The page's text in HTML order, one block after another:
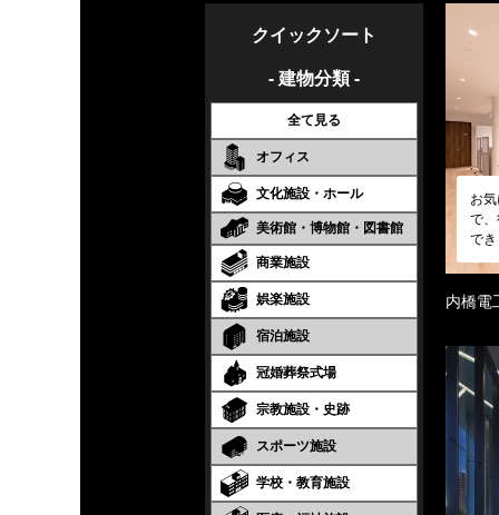
クイックソート
- 建物分類 -
全て見る
オフィス
文化施設・ホール
美術館・博物館・図書館
商業施設
娯楽施設
宿泊施設
冠婚葬祭式場
宗教施設・史跡
スポーツ施設
学校・教育施設
お
で
で
内橋電